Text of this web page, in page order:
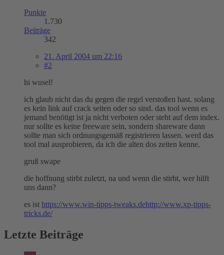
Punkte
1.730
Beiträge
342
21. April 2004 um 22:16
#2
hi wusel!
ich glaub nicht das du gegen die regel verstoßen hast. solang
es kein link auf crack seiten oder so sind. das tool wenn es
jemand benötigt ist ja nicht verboten oder steht auf dem index.
nur sollte es keine freeware sein, sondern shareware dann
sollte man sich ordnungsgemäß registrieren lassen. werd das
tool mal ausprobieren, da ich die alten dos zeiten kenne.
gruß swape
die hoffnung stirbt zuletzt, na und wenn die stirbt, wer hilft
uns dann?
es ist https://www.win-tipps-tweaks.dehttp://www.xp-tipps-
tricks.de/
Letzte Beiträge